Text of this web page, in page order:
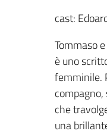
cast:
Tommaso
è uno
femminile.
che
una